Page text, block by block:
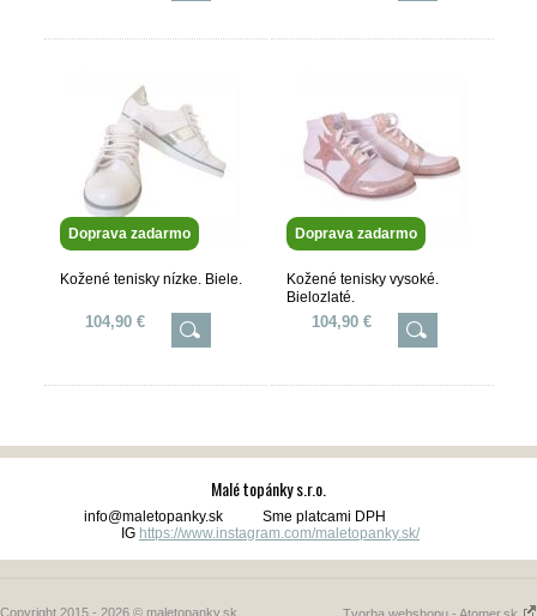
Doprava zadarmo
Kožené tenisky nízke. Biele.
104,90 €
Doprava zadarmo
Kožené tenisky vysoké.
Bielozlaté.
104,90 €
Malé topánky s.r.o.
info@maletopanky.sk Sme platcami DPH
IG https://www.instagram.com/maletopanky.sk/
Copyright 2015 - 2026 © maletopanky.sk